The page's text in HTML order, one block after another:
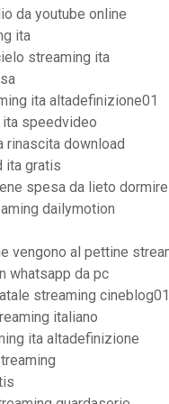
da youtube online
ita
streaming ita
ita altadefinizione01
speedvideo
download
ita gratis
spesa da lieto dormire
dailymotion
vengono al pettine
whatsapp da pc
streaming cineblog01
italiano
ita altadefinizione